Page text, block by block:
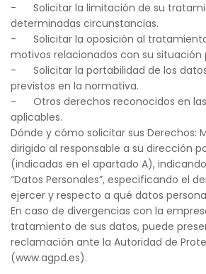
-      Solicitar la limitación de su
determinadas circunstancias.
-      Solicitar la oposición al
motivos relacionados con su situación
-      Solicitar la portabilidad de los
previstos en la normativa.
-      Otros derechos reconocidos en
aplicables.
Dónde y cómo solicitar sus Derechos:
dirigido al responsable a su dirección
(indicadas en el apartado A),
“Datos Personales”, especificando el
ejercer y respecto a qué datos
En caso de divergencias con la
tratamiento de sus datos, puede
reclamación ante la Autoridad de
(www.agpd.es).